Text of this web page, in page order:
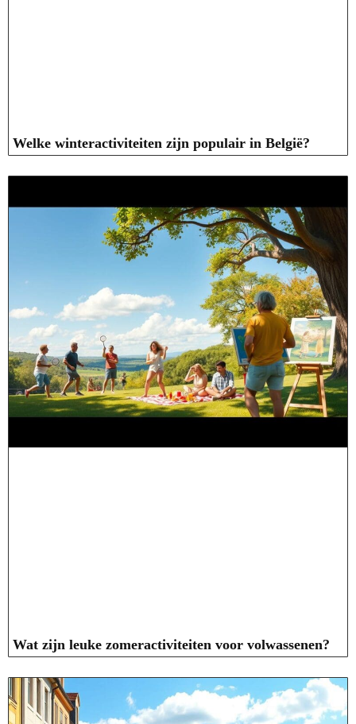
Welke winteractiviteiten zijn populair in België?
Wat zijn leuke zomeractiviteiten voor volwassenen?